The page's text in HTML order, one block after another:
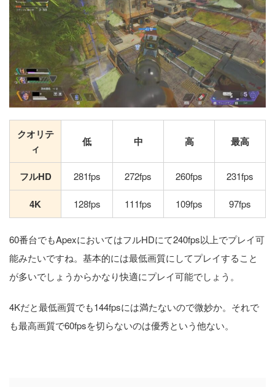
クオリテ
ィ
低 中 高 最高
フルHD 281fps 272fps 260fps 231fps
4K 128fps 111fps 109fps 97fps
60番台でもApexにおいてはフルHDにて240fps以上でプレイ可
能みたいですね。基本的には最低画質にしてプレイすること
が多いでしょうからかなり快適にプレイ可能でしょう。
4Kだと最低画質でも144fpsには満たないので微妙か。それで
も最高画質で60fpsを切らないのは優秀という他ない。